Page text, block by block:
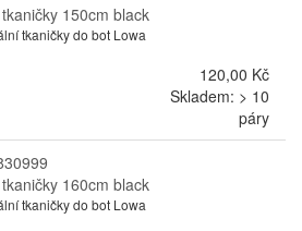
150cm black
tkaničky do bot Lowa
120,00 Kč
Skladem: > 10
páry
160cm black
tkaničky do bot Lowa